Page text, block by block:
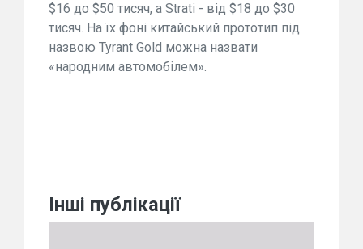
$16 до $50 тисяч, а Strati - від $18 до $30
тисяч. На їх фоні китайський прототип під
назвою Tyrant Gold можна назвати
«народним автомобілем».
Інші публікації